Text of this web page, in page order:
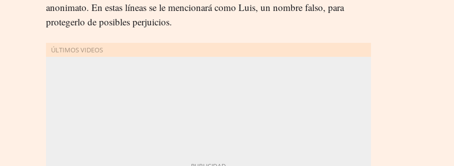
anonimato. En estas líneas se le mencionará como Luis, un nombre falso, para
protegerlo de posibles perjuicios.